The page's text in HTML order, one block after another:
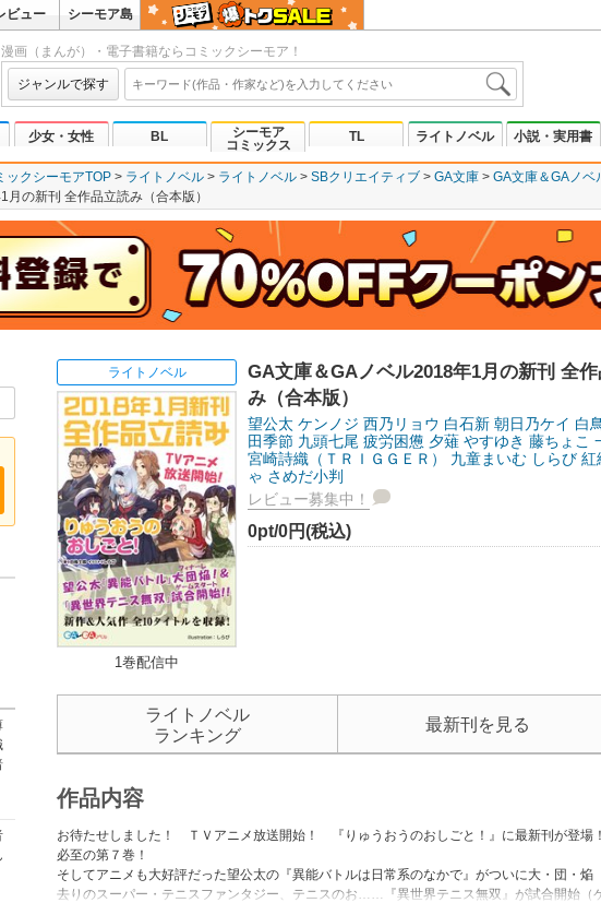
ビュー シーモア島
漫画（まんが）・電子書籍ならコミックシーモア！
ジャンルで探す
少女・女性 BL
シーモア
コミックス
TL ライトノベル 小説・実用書
ックシーモアTOP ライトノベル ライトノベル SBクリエイティブ GA文庫
GA文庫＆GAノ
の新刊 全作品立読み（合本版）
ライトノベル
1巻配信中
GA文庫＆GAノベル2018年1月の新刊 全
み（合本版）
望公太 ケンノジ 西乃リョウ 白石新 朝日乃ケイ 白
田季節 九頭七尾 疲労困憊 夕薙 やすゆき 藤ちょこ
宮崎詩織（ＴＲＩＧＧＥＲ）
九童まいむ しらび 紅
ゃ さめだ小判
レビュー募集中！
0pt/0円(税込)
ライトノベル
ランキング
最新刊を見る
作品内容
お待たせしました！ ＴＶアニメ放送開始！ 『りゅうおうのおしごと！』に最新刊が登
必至の第７巻！
そしてアニメも大好評だった望公太の『異能バトルは日常系のなかで』がついに大・団・
去りのスーパー・テニスファンタジー、テニスのお……『異世界テニス無双』が試合開始（